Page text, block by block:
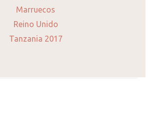
Marruecos
Reino Unido
Tanzania 2017